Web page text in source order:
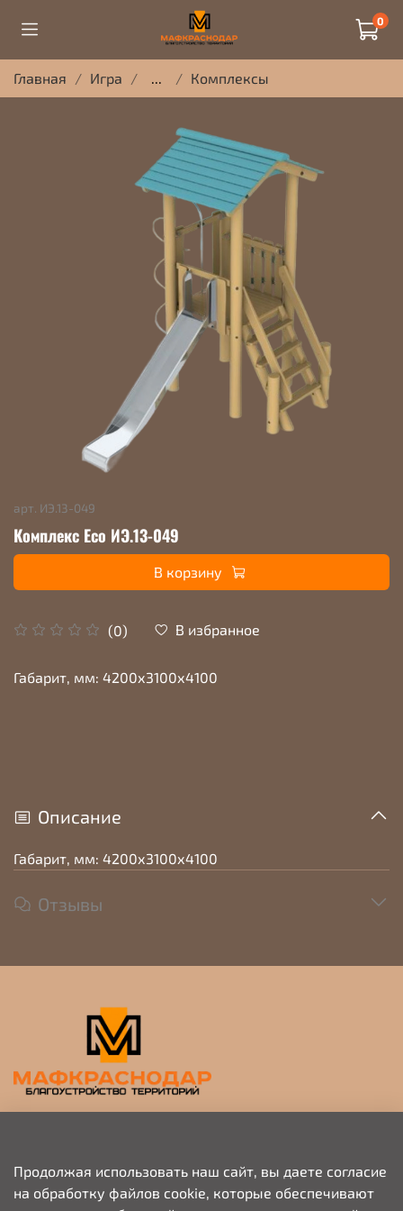
0
Главная Игра ... Комплексы
арт. ИЭ.13-049
Комплекс Eco ИЭ.13-049
(0) В избранное
В корзину
Габарит, мм: 4200х3100х4100
Описание
Габарит, мм: 4200х3100х4100
Отзывы
+79676703333
Продолжая использовать наш сайт, вы даете согласие
на обработку файлов cookie, которые обеспечивают